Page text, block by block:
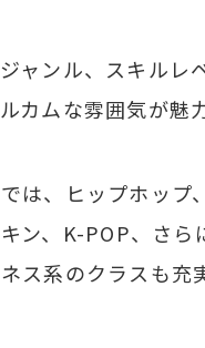
ャンル、スキルレ
カムな雰囲気が魅
は、ヒップホップ
ン、K-POP、さら
ス系のクラスも充